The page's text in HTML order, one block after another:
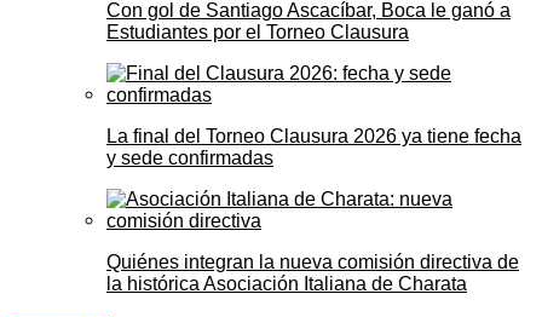
Con gol de Santiago Ascacíbar, Boca le ganó a
Estudiantes por el Torneo Clausura
La final del Torneo Clausura 2026 ya tiene fecha
y sede confirmadas
Quiénes integran la nueva comisión directiva de
la histórica Asociación Italiana de Charata